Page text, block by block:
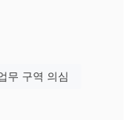
보유하고 있습니다.
다양한 선물 거래 상
무 구역 의심